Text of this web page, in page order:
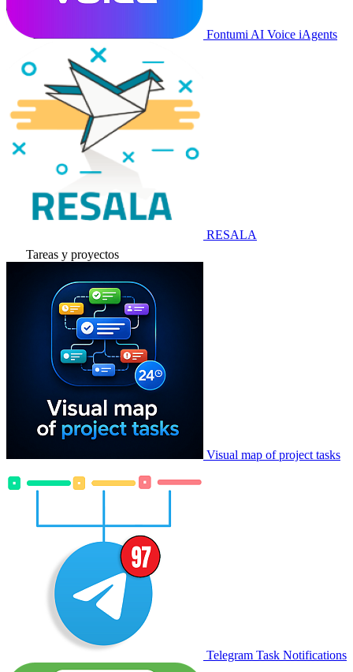
Fontumi AI Voice iAgents
RESALA
Tareas y proyectos
Visual map of project tasks
Telegram Task Notifications